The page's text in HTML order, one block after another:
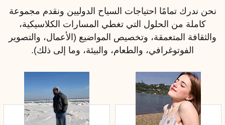
نحن ندرك تمامًا احتياجات السياح الدوليين ونقدم مجموعة
كاملة من الحلول التي تغطي المسارات الكلاسيكية،
والثقافة المتعمقة، وتخصيص المواضيع (الأعمال، والتصوير
الفوتوغرافي، والطعام، والبيئة، وما إلى ذلك).